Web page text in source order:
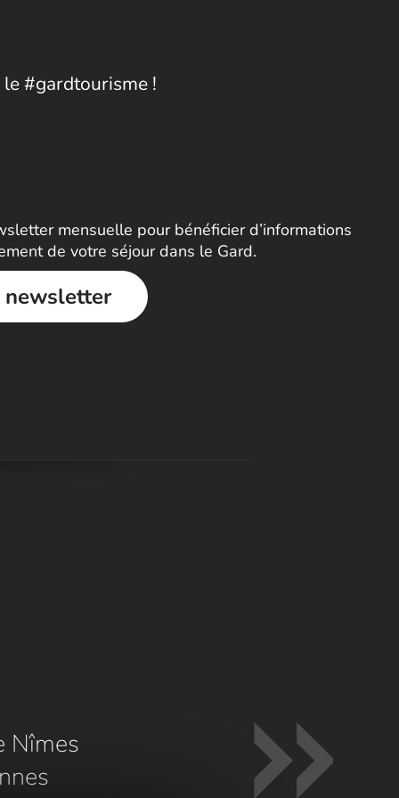
#gardtourisme !
mensuelle pour bénéficier d’informations
de votre séjour dans le Gard.
newsletter
Nîmes